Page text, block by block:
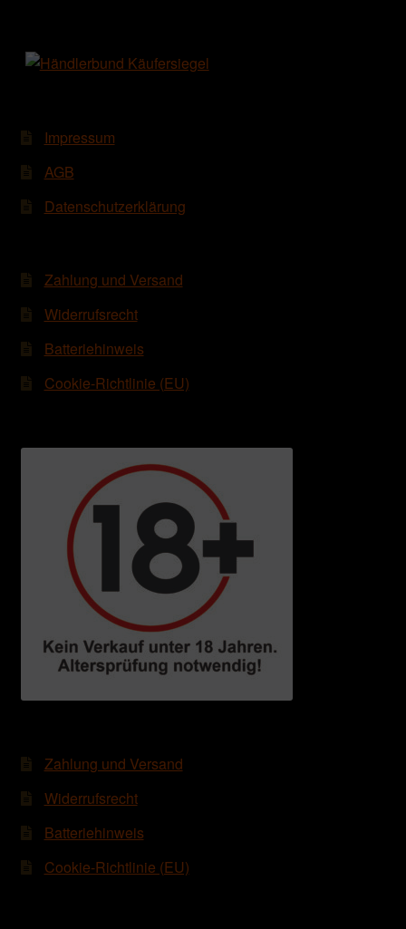
Impressum
AGB
Datenschutzerklärung
Zahlung und Versand
Widerrufsrecht
Batteriehinweis
Cookie-Richtlinie (EU)
Zahlung und Versand
Widerrufsrecht
Batteriehinweis
Cookie-Richtlinie (EU)